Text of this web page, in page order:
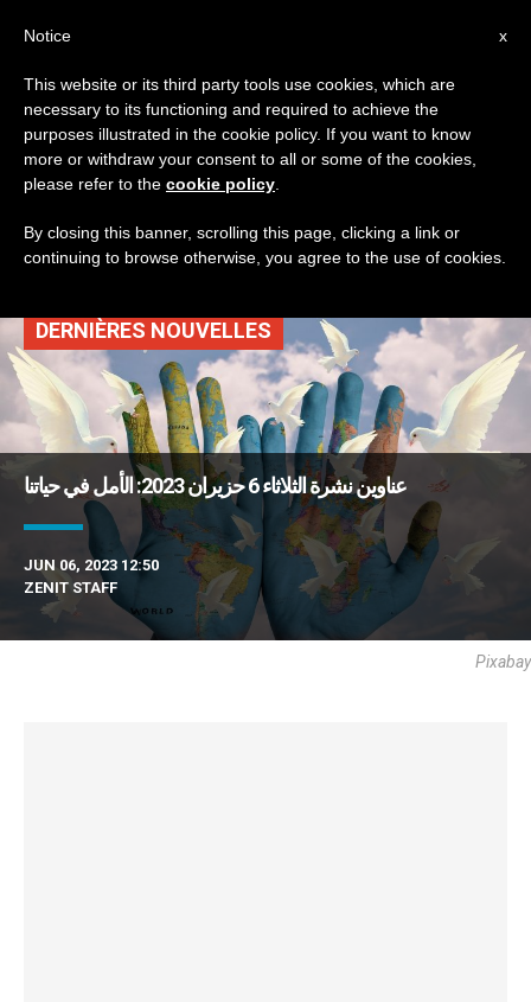
TAG
Posts Tagged ‘سلام
حرب’
DERNIÈRES NOUVELLES
عناوين نشرة الثلاثاء 6 حزيران 2023: الأمل في حياتنا
JUN 06, 2023 12:50
ZENIT STAFF
Pixabay
x
Notice
This website or its third party tools use cookies, which are
necessary to its functioning and required to achieve the
purposes illustrated in the cookie policy. If you want to know
more or withdraw your consent to all or some of the cookies,
please refer to the cookie policy
By closing this banner, scrolling this page, clicking a link or
continuing to browse otherwise, you agree to the use of cookies.